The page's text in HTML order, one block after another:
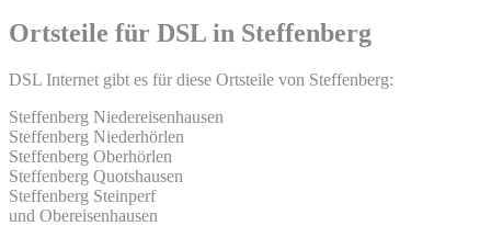
Ortsteile für DSL in Steffenberg
DSL Internet gibt es für diese Ortsteile von Steffenberg:
Steffenberg Niedereisenhausen
Steffenberg Niederhörlen
Steffenberg Oberhörlen
Steffenberg Quotshausen
Steffenberg Steinperf
und Obereisenhausen